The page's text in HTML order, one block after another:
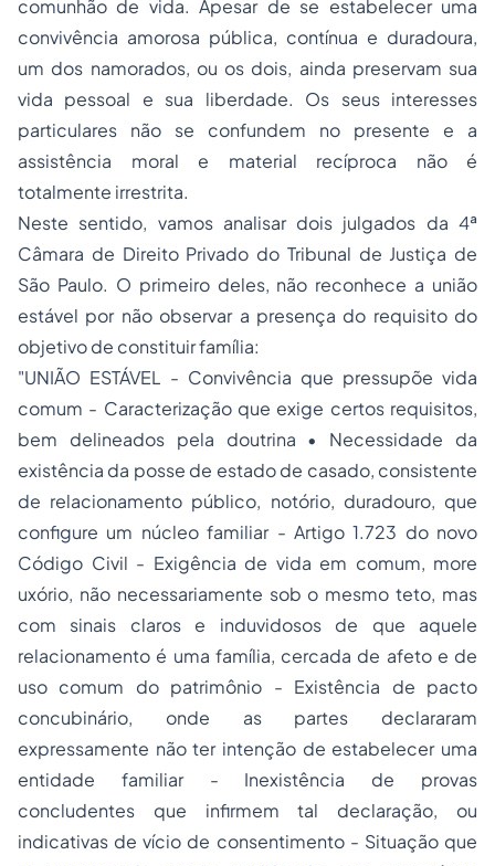
comunhão de vida. Apesar de se estabelecer uma
convivência amorosa pública, contínua e duradoura,
um dos namorados, ou os dois, ainda preservam sua
vida pessoal e sua liberdade. Os seus interesses
particulares não se confundem no presente e a
assistência moral e material recíproca não é
totalmente irrestrita.
Neste sentido, vamos analisar dois julgados da 4ª
Câmara de Direito Privado do Tribunal de Justiça de
São Paulo. O primeiro deles, não reconhece a união
estável por não observar a presença do requisito do
objetivo de constituir família:
"UNIÃO ESTÁVEL - Convivência que pressupõe vida
comum - Caracterização que exige certos requisitos,
bem delineados pela doutrina • Necessidade da
existência da posse de estado de casado, consistente
de relacionamento público, notório, duradouro, que
configure um núcleo familiar - Artigo 1.723 do novo
Código Civil - Exigência de vida em comum, more
uxório, não necessariamente sob o mesmo teto, mas
com sinais
claros e induvidosos de que aquele
relacionamento é uma família, cercada de afeto e de
uso comum do patrimônio - Existência de pacto
concubinário, onde as partes declararam
expressamente não ter intenção de estabelecer uma
entidade familiar - Inexistência de provas
concludentes que infirmem tal declaração, ou
indicativas de vício de consentimento - Situação que